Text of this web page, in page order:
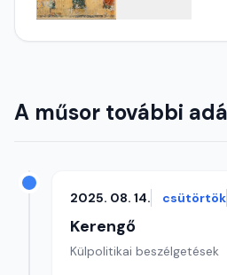
A műsor további
2025. 08. 14. csütörtök
Kerengő
Külpolitikai beszélgetések